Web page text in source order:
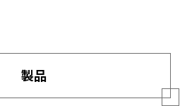
製品